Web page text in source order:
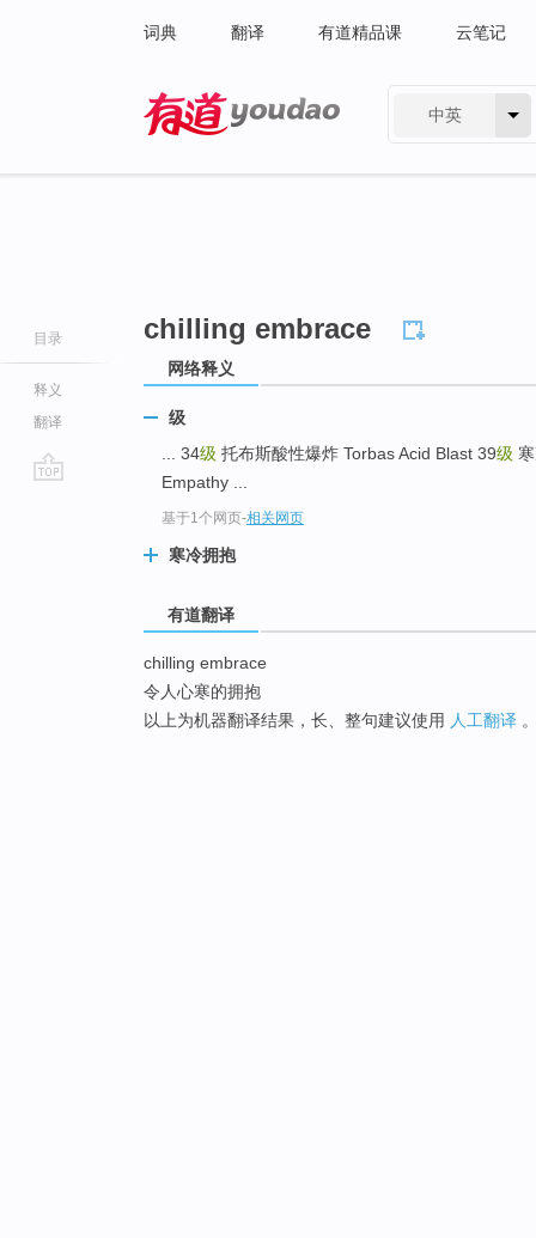
词典 翻译 有道精品课 云笔记
中英
目录
释义
翻译
chilling embrace
网络释义
级
... 34级 托布斯酸性爆炸 Torbas Acid Blast 39级
Empathy ...
基于1个网页-相关网页
寒冷拥抱
有道翻译
chilling embrace
令人心寒的拥抱
以上为机器翻译结果，长、整句建议使用 人工翻译